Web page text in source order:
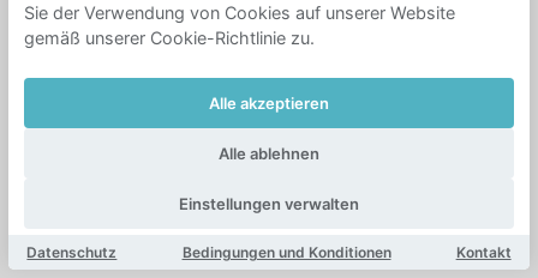
Sie der Verwendung von Cookies auf unserer Website
gemäß unserer Cookie-Richtlinie zu.
Alle akzeptieren
Alle ablehnen
Einstellungen verwalten
Datenschutz Bedingungen und Konditionen Kontakt